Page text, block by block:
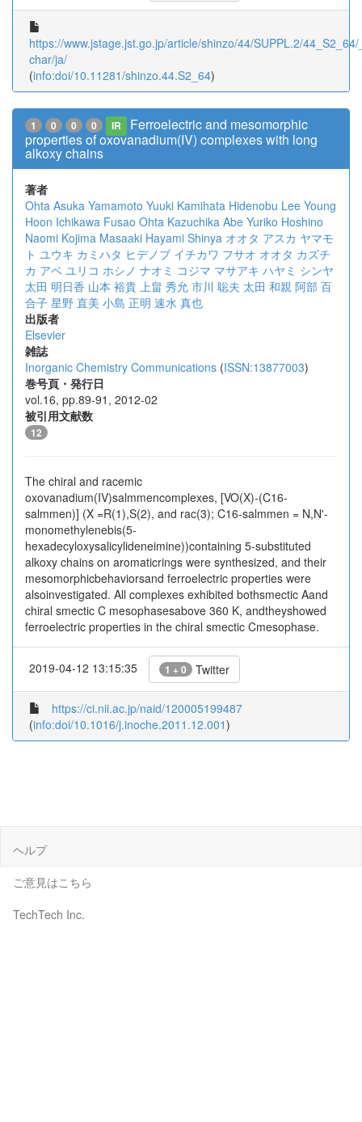
https://www.jstage.jst.go.jp/article/shinzo/44/SUPPL.2/
char/ja/
(info:doi/10.11281/shinzo.44.S2_64)
1 0 0 0 IR
Ferroelectric and mesomorphic
properties of oxovanadium(IV) complexes with long
alkoxy chains
著者
Ohta Asuka Yamamoto Yuuki Kamihata Hidenobu Lee Young
Hoon Ichikawa Fusao Ohta Kazuchika Abe Yuriko Hoshino
Naomi Kojima Masaaki Hayami Shinya オオタ アスカ ヤマモ
ト ユウキ カミハタ ヒデノブ イチカワ フサオ オオタ カズチ
カ アベ ユリコ ホシノ ナオミ コジマ マサアキ ハヤミ シンヤ
太田 明日香 山本 裕貴 上畠 秀允 市川 聡夫 太田 和親 阿部 百
合子 星野 直美 小島 正明 速水 真也
出版者
Elsevier
雑誌
Inorganic Chemistry Communications (ISSN:13877003)
巻号頁・発行日
vol.16, pp.89-91, 2012-02
被引用文献数
12
The chiral and racemic
oxovanadium(IV)salmmencomplexes, [VO(X)-(C16-
salmmen)] (X =R(1),S(2), and rac(3); C16-salmmen = N,N'-
monomethylenebis(5-
hexadecyloxysalicylideneimine))containing 5-substituted
alkoxy chains on aromaticrings were synthesized, and their
mesomorphicbehaviorsand ferroelectric properties were
alsoinvestigated. All complexes exhibited bothsmectic Aand
chiral smectic C mesophasesabove 360 K, andtheyshowed
ferroelectric properties in the chiral smectic Cmesophase.
2019-04-12 13:15:35 1 + 0 Twitter
https://ci.nii.ac.jp/naid/120005199487
(info:doi/10.1016/j.inoche.2011.12.001)
ヘルプ
ご意見はこちら
TechTech Inc.